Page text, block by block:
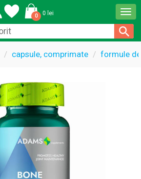
0 0 lei
capsule, comprimate formule